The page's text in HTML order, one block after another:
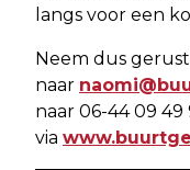
langs voor een
Neem dus
naar
naar 06-44 09 49
via